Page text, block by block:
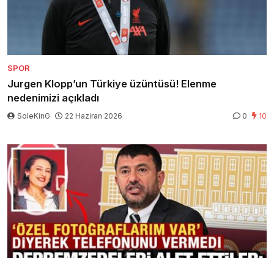
SPOR
Jurgen Klopp’un Türkiye üzüntüsü! Elenme
nedenimizi açıkladı
SoleKinG 22 Haziran 2026 0 10